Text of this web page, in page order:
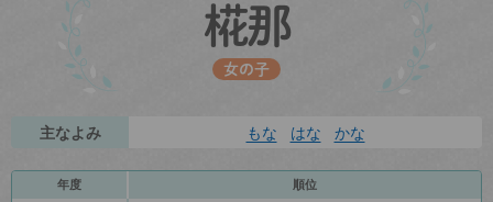
椛那
女の子
主なよみ もな はな かな
年度 順位